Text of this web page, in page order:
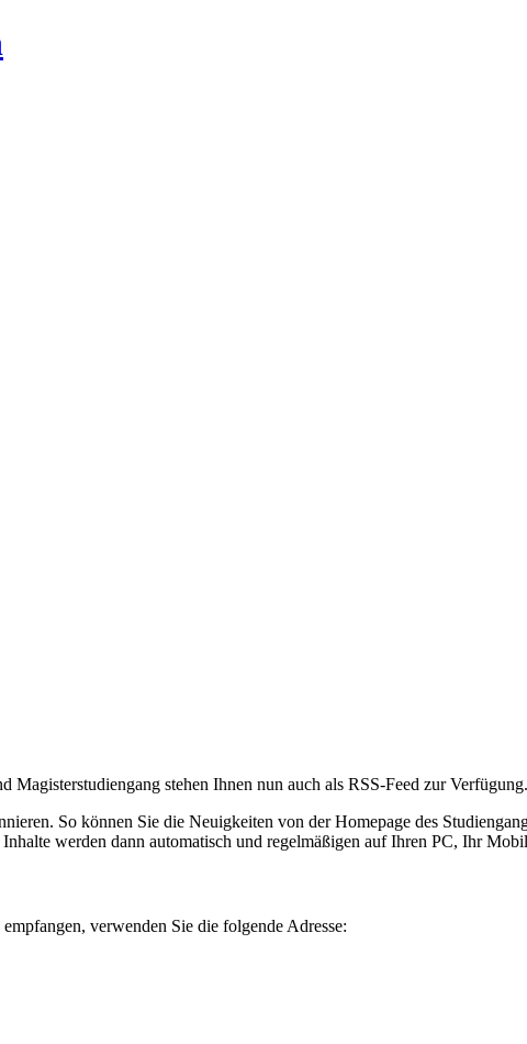
stehen Ihnen nun auch als RSS-Feed zur Verfügung.
So können Sie die Neuigkeiten von der Homepage des
werden dann automatisch und regelmäßigen auf Ihren PC, Ihr
verwenden Sie die folgende Adresse: